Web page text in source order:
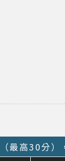
最高30分）